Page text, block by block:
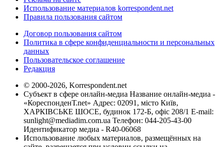
Использование материалов korrespondent.net
Правила пользования сайтом
Договор пользования сайтом
Политика в сфере конфиденциальности и персональных
данных
Пользовательское соглашение
Редакция
© 2000-2026, Korrespondent.net
Субъект в сфере онлайн-медиа Название онлайн-медиа -
«КореспонденТ.net» Адрес: 02091, місто Київ,
ХАРКІВСЬКЕ ШОСЕ, будинок 172-Б, офіс 208/1 E-mail:
sunlight@mediadim.com.ua Телефон: 044-205-43-00
Идентификатор медиа - R40-06068
Использование любых материалов, размещённых на